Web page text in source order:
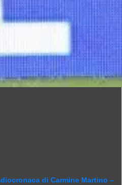
di Carmine Martino –